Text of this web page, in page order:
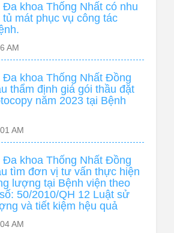
Đa khoa Thống Nhất có nhu
mát phục vụ công tác
AM
Đa khoa Thống Nhất Đồng
thẩm định giá gói thầu đặt
năm 2023 tại Bệnh
AM
Đa khoa Thống Nhất Đồng
tìm đơn vị tư vấn thực hiện
lượng tại Bệnh viện theo
50/2010/QH 12 Luật sử
và tiết kiệm hệu quả
AM